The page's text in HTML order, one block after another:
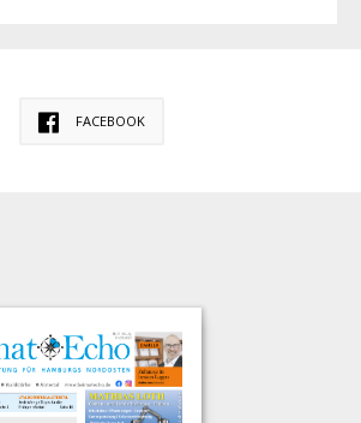
FACEBOOK